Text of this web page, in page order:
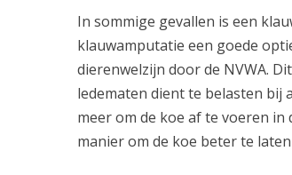
In sommige gevallen is een
klauwamputatie een goede
dierenwelzijn door de NVWA.
ledematen dient te belasten bij
meer om de koe af te voeren in
manier om de koe beter te